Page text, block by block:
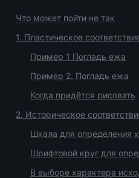
Что может пойти не так
1. Пластическое
Пример 1 Погладь ежа
Пример 2. Погладь ежа
Когда придётся рисовать
2. Историческое
Шкала для определения
Шрифтовой круг для
В выборе характера